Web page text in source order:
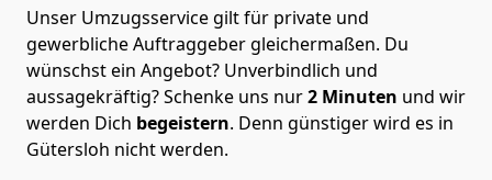
Unser Umzugsservice gilt für private und
gewerbliche Auftraggeber gleichermaßen. Du
wünschst ein Angebot? Unverbindlich und
aussagekräftig? Schenke uns nur2 Minuten und wir
werden Dich begeistern. Denn günstiger wird es in
Gütersloh nicht werden.